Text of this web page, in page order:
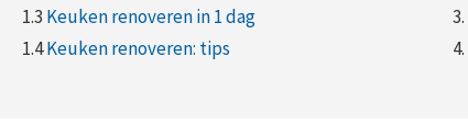
1.3 Keuken renoveren in 1 dag
1.4Keuken renoveren: tips
3.
4.